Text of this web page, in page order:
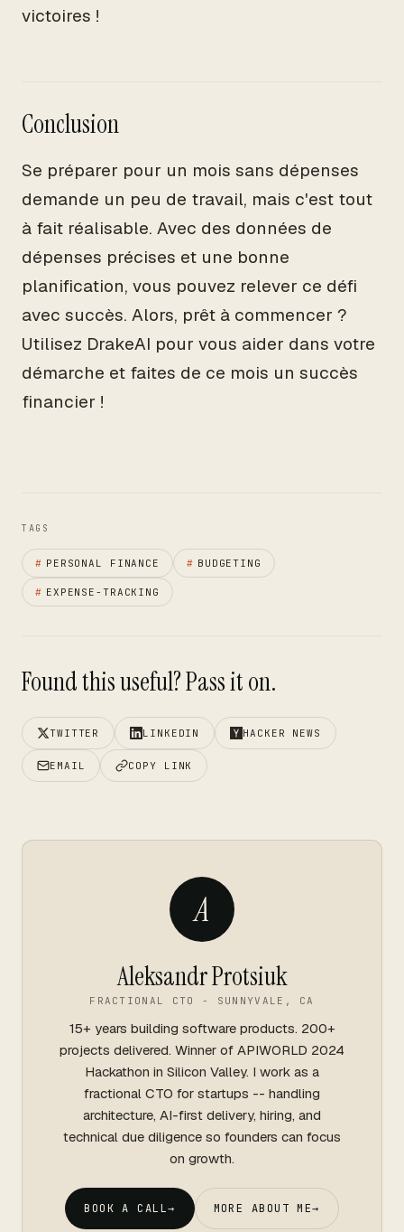
victoires !
Conclusion
Se préparer pour un mois sans dépenses
demande un peu de travail, mais c'est tout
à fait réalisable. Avec des données de
dépenses précises et une bonne
planification, vous pouvez relever ce défi
avec succès. Alors, prêt à commencer ?
Utilisez DrakeAI pour vous aider dans votre
démarche et faites de ce mois un succès
financier !
TAGS
# PERSONAL FINANCE # BUDGETING
# EXPENSE-TRACKING
Found this useful? Pass it on.
TWITTER LINKEDIN HACKER NEWS
EMAIL COPY LINK
A
Aleksandr Protsiuk
FRACTIONAL CTO - SUNNYVALE, CA
15+ years building software products. 200+
projects delivered. Winner of APIWORLD 2024
Hackathon in Silicon Valley. I work as a
fractional CTO for startups -- handling
architecture, AI-first delivery, hiring, and
technical due diligence so founders can focus
on growth.
BOOK A CALL→ MORE ABOUT ME→